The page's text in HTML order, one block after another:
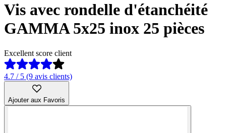
Vis avec rondelle d'étanchéité
GAMMA 5x25 inox 25 pièces
Excellent score client
4.7 / 5 (9 avis clients)
Ajouter aux Favoris